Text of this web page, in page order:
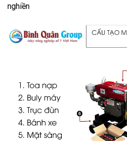
nghiền